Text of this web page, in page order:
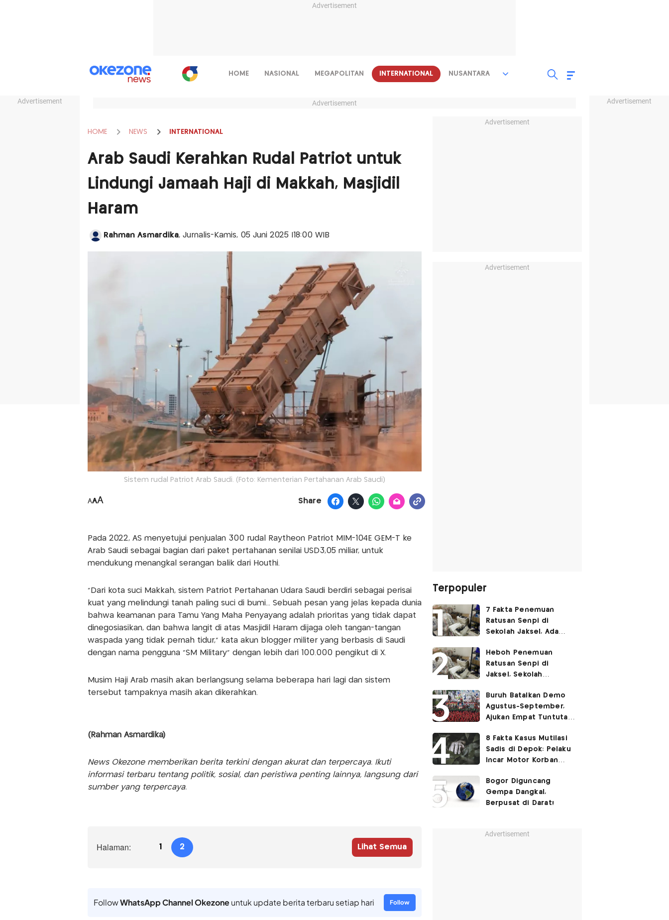
Advertisement
Advertisement Advertisement
HOME NASIONAL MEGAPOLITAN INTERNATIONAL NUSANTARA
Advertisement
HOME NEWS INTERNATIONAL
Arab Saudi Kerahkan Rudal Patriot untuk
Lindungi Jamaah Haji di Makkah, Masjidil
Haram
Rahman Asmardika, Jurnalis-Kamis, 05 Juni 2025 |18:00 WIB
Sistem rudal Patriot Arab Saudi. (Foto: Kementerian Pertahanan Arab Saudi)
AAA Share
Pada 2022, AS menyetujui penjualan 300 rudal Raytheon Patriot MIM-104E GEM-T ke
Arab Saudi sebagai bagian dari paket pertahanan senilai USD3,05 miliar, untuk
mendukung menangkal serangan balik dari Houthi.
"Dari kota suci Makkah, sistem Patriot Pertahanan Udara Saudi berdiri sebagai perisai
kuat yang melindungi tanah paling suci di bumi... Sebuah pesan yang jelas kepada dunia
bahwa keamanan para Tamu Yang Maha Penyayang adalah prioritas yang tidak dapat
dinegosiasikan, dan bahwa langit di atas Masjidil Haram dijaga oleh tangan-tangan
waspada yang tidak pernah tidur," kata akun blogger militer yang berbasis di Saudi
dengan nama pengguna "SM Military" dengan lebih dari 100.000 pengikut di X.
Musim Haji Arab masih akan berlangsung selama beberapa hari lagi dan sistem
tersebut tampaknya masih akan dikerahkan.
(Rahman Asmardika)
News Okezone memberikan berita terkini dengan akurat dan terpercaya. Ikuti
informasi terbaru tentang politik, sosial, dan peristiwa penting lainnya, langsung dari
sumber yang terpercaya.
Halaman: 1 2 Lihat Semua
FollowWhatsApp Channel Okezoneuntuk update berita terbaru setiap hari Follow
Advertisement
Advertisement
Terpopuler
7 Fakta Penemuan
Ratusan Senpi di
Sekolah Jaksel, Ada
Ruang Bunker
Heboh Penemuan
Ratusan Senpi di
Jaksel, Sekolah
Kegiatan Eskul
Menembak
Buruh Batalkan Demo
Agustus-September,
Ajukan Empat Tuntutan
8 Fakta Kasus Mutilasi
Sadis di Depok: Pelaku
Incar Motor Korban
Bogor Diguncang
Gempa Dangkal,
Berpusat di Darat!
Advertisement